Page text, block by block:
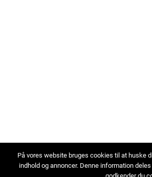
På vores website bruges cookies til at huske
indhold og annoncer. Denne information